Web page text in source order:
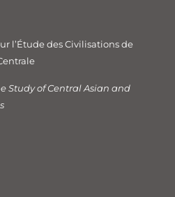
l’Étude des Civilisations de
Study of Central Asian and